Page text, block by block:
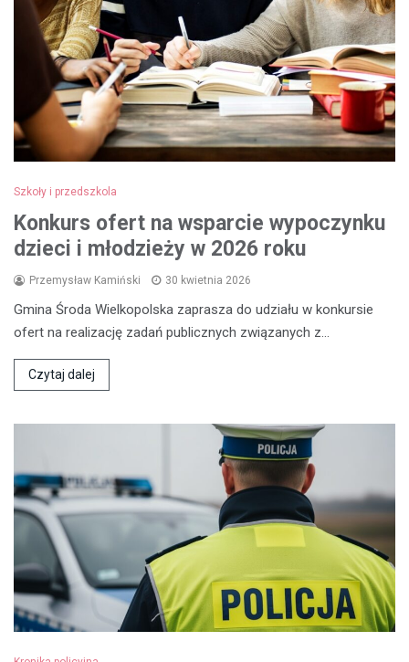
Szkoły i przedszkola
Konkurs ofert na wsparcie wypoczynku
dzieci i młodzieży w 2026 roku
Przemysław Kamiński 30 kwietnia 2026
Gmina Środa Wielkopolska zaprasza do udziału w konkursie
ofert na realizację zadań publicznych związanych z…
Czytaj dalej